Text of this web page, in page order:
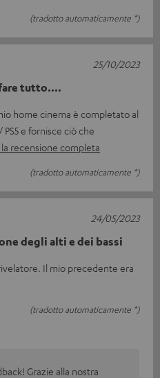
(tradotto automaticamente *)
tutto....
home cinema è completato al
PS5 e fornisce ciò che
recensione completa
(tradotto automaticamente *)
25/10/2023
degli alti e dei bassi
Il mio precedente era
(tradotto automaticamente *)
24/05/2023
Grazie alla nostra